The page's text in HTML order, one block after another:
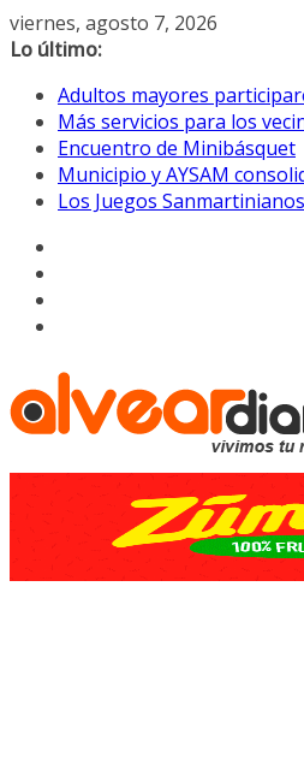
Saltar
al
viernes, agosto 7, 2026
Lo último:
Adultos mayores
Más servicios para los
Encuentro de Minibásquet
Municipio y AYSAM
Los Juegos